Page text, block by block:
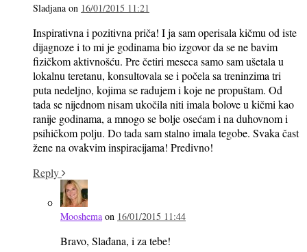
Sladjana on 16/01/2015 11:21
Inspirativna i pozitivna priča! I ja sam operisala kičmu od iste
dijagnoze i to mi je godinama bio izgovor da se ne bavim
fizičkom aktivnošću. Pre četiri meseca samo sam ušetala u
lokalnu teretanu, konsultovala se i počela sa treninzima tri
puta nedeljno, kojima se radujem i koje ne propuštam. Od
tada se nijednom nisam ukočila niti imala bolove u kičmi kao
ranije godinama, a mnogo se bolje osećam i na duhovnom i
psihičkom polju. Do tada sam stalno imala tegobe. Svaka čast
žene na ovakvim inspiracijama! Predivno!
Reply
Mooshema on 16/01/2015 11:44
Bravo, Slađana, i za tebe!